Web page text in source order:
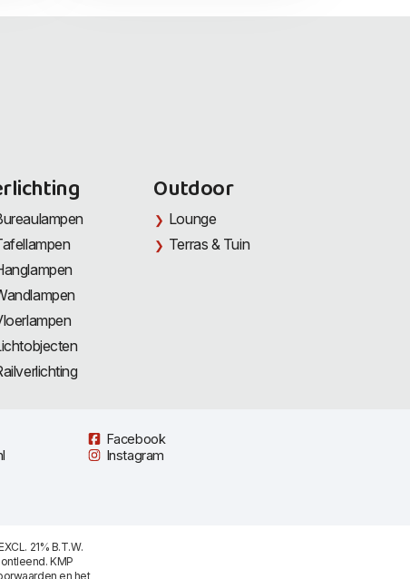
Outdoor
Lounge
Terras & Tuin
Facebook
Instagram
21% B.T.W.
KMP
en het